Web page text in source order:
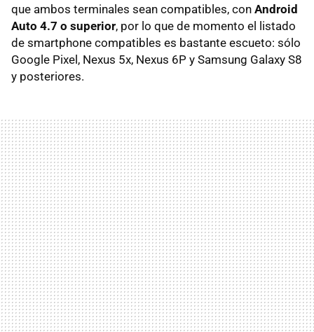
que ambos terminales sean compatibles, con Android
Auto 4.7 o superior, por lo que de momento el listado
de smartphone compatibles es bastante escueto: sólo
Google Pixel, Nexus 5x, Nexus 6P y Samsung Galaxy S8
y posteriores.